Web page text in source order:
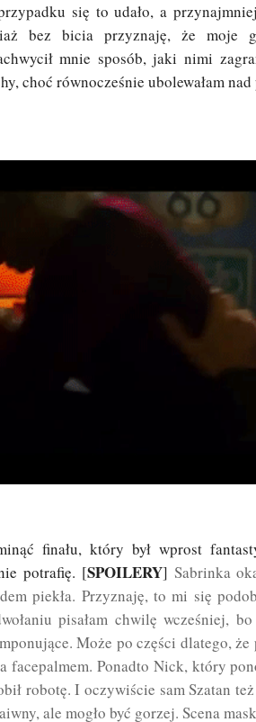
się to udało, a
bez bicia przyznaję, że moje
mnie sposób, jaki nimi
choć równocześnie ubolewałam
finału, który był wprost
potrafię. [SPOILERY] Sabrinka
piekła. Przyznaję, to mi się
pisałam chwilę wcześniej, bo
Może po części dlatego,
facepalmem. Ponadto Nick, który
robotę. I oczywiście sam Szatan też
ale mogło być gorzej. Scena